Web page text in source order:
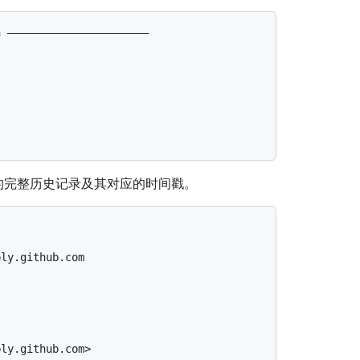
整历史记录及其对应的时间戳。